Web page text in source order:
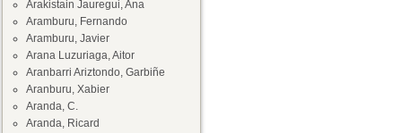
Arakistain Jauregui, Ana
Aramburu, Fernando
Aramburu, Javier
Arana Luzuriaga, Aitor
Aranbarri Ariztondo, Garbiñe
Aranburu, Xabier
Aranda, C.
Aranda, Ricard